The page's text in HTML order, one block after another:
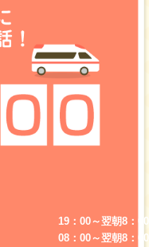
19：00～翌朝8：00
08：00～翌朝8：00